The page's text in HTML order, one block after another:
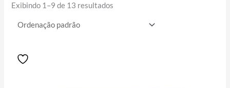
Exibindo 1–9 de 13 resultados